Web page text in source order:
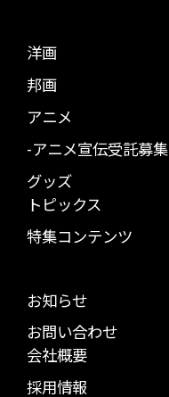
洋画
邦画
アニメ
-アニメ宣伝受託募集
グッズ
トピックス
特集コンテンツ
お知らせ
お問い合わせ
会社概要
採用情報